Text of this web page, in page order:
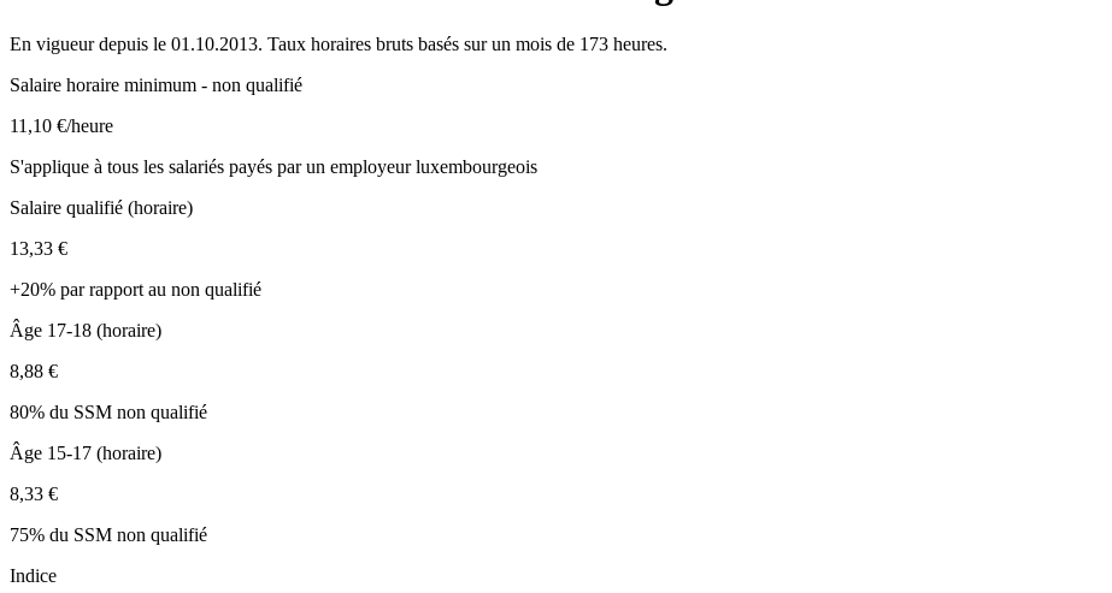
En vigueur depuis le 01.10.2013. Taux horaires bruts basés sur un mois de 173 heures.
Salaire horaire minimum - non qualifié
11,10 €/heure
S'applique à tous les salariés payés par un employeur luxembourgeois
Salaire qualifié (horaire)
13,33 €
+20% par rapport au non qualifié
Âge 17-18 (horaire)
8,88 €
80% du SSM non qualifié
Âge 15-17 (horaire)
8,33 €
75% du SSM non qualifié
Indice